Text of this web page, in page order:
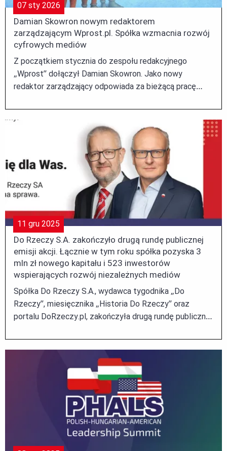
07 sty 2026
Damian Skowron nowym redaktorem
zarządzającym Wprost.pl. Spółka wzmacnia rozwój
cyfrowych mediów
Z początkiem stycznia do zespołu redakcyjnego
„Wprost” dołączył Damian Skowron. Jako nowy
redaktor zarządzający odpowiada za bieżącą pracę
serwisów tematycznych portalu Wprost.pl. ...
11 gru 2025
Do Rzeczy S.A. zakończyło drugą rundę publicznej
emisji akcji. Łącznie w tym roku spółka pozyska 3
mln zł nowego kapitału i 523 inwestorów
wspierających rozwój niezależnych mediów
Spółka Do Rzeczy S.A., wydawca tygodnika „Do
Rzeczy”, miesięcznika „Historia Do Rzeczy” oraz
portalu DoRzeczy.pl, zakończyła drugą rundę publicznej
Domu Maklerskiego INC S.A. W ramach tej części